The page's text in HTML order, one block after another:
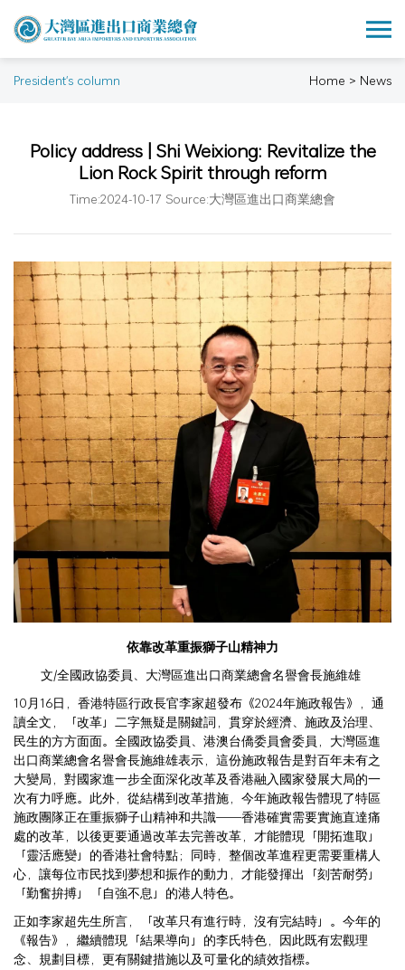
President's column Home > News
Policy address | Shi Weixiong: Revitalize the
Lion Rock Spirit through reform
Time:2024-10-17 Source:大灣區進出口商業總會
依靠改革重振獅子山精神力
文/全國政協委員、大灣區進出口商業總會名譽會長施維雄
10月16日，香港特區行政長官李家超發布《2024年施政報告》，通
讀全文，「改革」二字無疑是關鍵詞，貫穿於經濟、施政及治理、
民生的方方面面。全國政協委員、港澳台僑委員會委員，大灣區進
出口商業總會名譽會長施維雄表示，這份施政報告是對百年未有之
大變局，對國家進一步全面深化改革及香港融入國家發展大局的一
次有力呼應。此外，從結構到改革措施，今年施政報告體現了特區
施政團隊正在重振獅子山精神和共識——香港確實需要實施直達痛
處的改革，以後更要通過改革去完善改革，才能體現「開拓進取」
「靈活應變」的香港社會特點；同時，整個改革進程更需要重構人
心，讓每位市民找到夢想和振作的動力，才能發揮出「刻苦耐勞」
「勤奮拚搏」「自強不息」的港人特色。
正如李家超先生所言，「改革只有進行時，沒有完結時」。今年的
《報告》，繼續體現「結果導向」的李氏特色，因此既有宏觀理
念、規劃目標，更有關鍵措施以及可量化的績效指標。